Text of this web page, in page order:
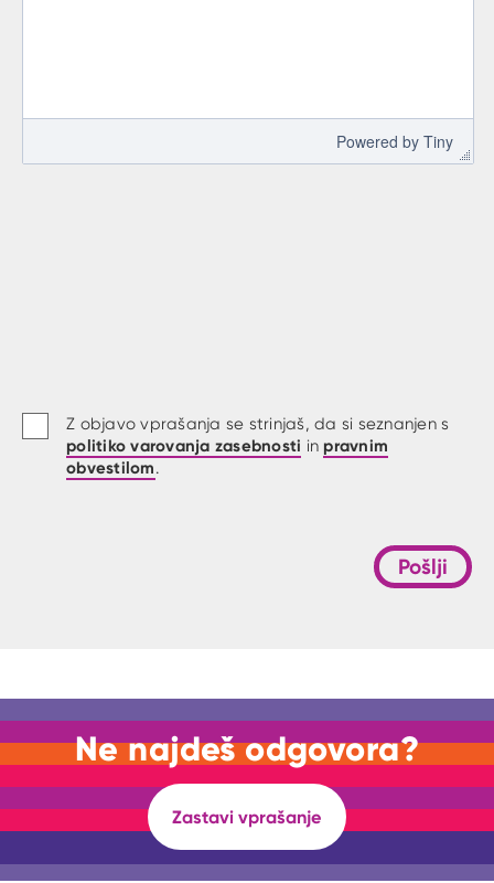
Powered by Tiny
Z objavo vprašanja se strinjaš, da si seznanjen s
politiko varovanja zasebnosti in pravnim
obvestilom.
Pošlji
Ne najdeš odgovora?
Zastavi vprašanje